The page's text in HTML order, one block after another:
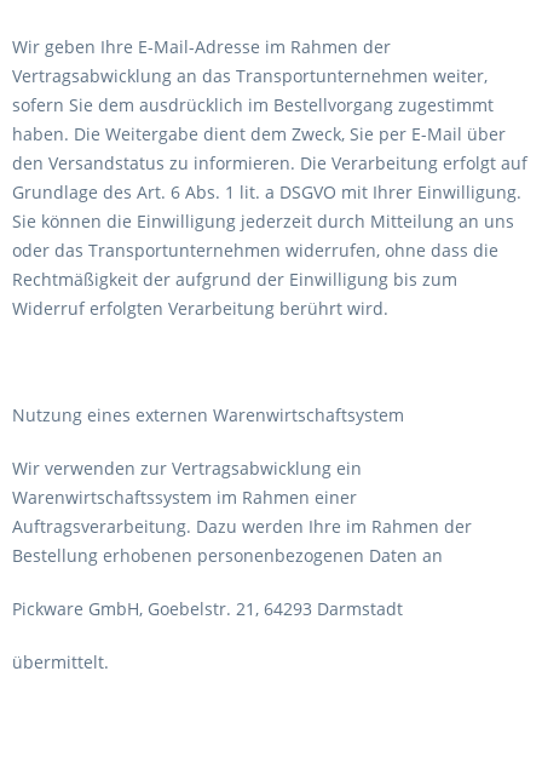
Wir geben Ihre E-Mail-Adresse im Rahmen der
Vertragsabwicklung an das Transportunternehmen weiter,
sofern Sie dem ausdrücklich im Bestellvorgang zugestimmt
haben. Die Weitergabe dient dem Zweck, Sie per E-Mail über
den Versandstatus zu informieren. Die Verarbeitung erfolgt auf
Grundlage des Art. 6 Abs. 1 lit. a DSGVO mit Ihrer Einwilligung.
Sie können die Einwilligung jederzeit durch Mitteilung an uns
oder das Transportunternehmen widerrufen, ohne dass die
Rechtmäßigkeit der aufgrund der Einwilligung bis zum
Widerruf erfolgten Verarbeitung berührt wird.
Nutzung eines externen Warenwirtschaftsystem
Wir verwenden zur Vertragsabwicklung ein
Warenwirtschaftssystem im Rahmen einer
Auftragsverarbeitung. Dazu werden Ihre im Rahmen der
Bestellung erhobenen personenbezogenen Daten an
Pickware GmbH, Goebelstr. 21, 64293 Darmstadt
übermittelt.